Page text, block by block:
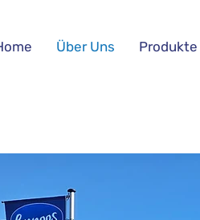
Über Uns Produkte